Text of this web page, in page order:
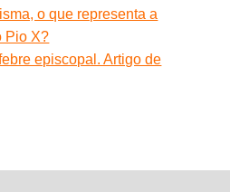
o que representa a
Pio X?
episcopal. Artigo de